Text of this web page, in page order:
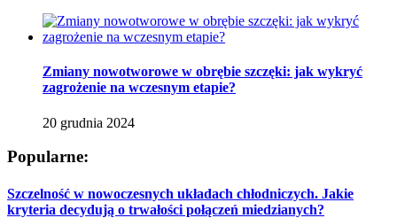
Zmiany nowotworowe w obrębie szczęki: jak wykryć
zagrożenie na wczesnym etapie?
20 grudnia 2024
Popularne:
Szczelność w nowoczesnych układach chłodniczych. Jakie
kryteria decydują o trwałości połączeń miedzianych?